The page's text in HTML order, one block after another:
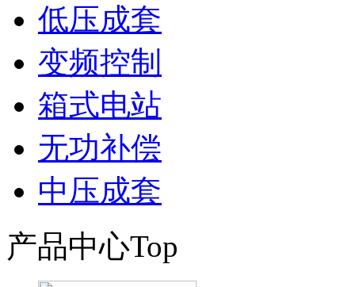
低压成套
变频控制
箱式电站
无功补偿
中压成套
产品中心Top